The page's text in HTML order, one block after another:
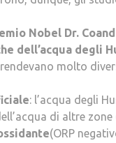
Nobel Dr.
dell’acqua degli
molto
: l’acqua degli
di altre
(ORP